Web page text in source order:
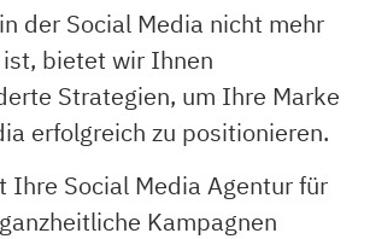
der Social Media nicht mehr
bietet wir Ihnen
Strategien, um Ihre Marke
erfolgreich zu positionieren.
Ihre Social Media Agentur für
Kampagnen